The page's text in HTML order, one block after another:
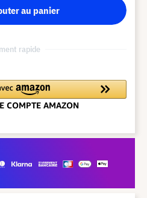
au panier
rapide